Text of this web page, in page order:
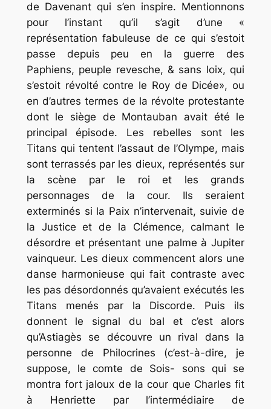
de Davenant qui s’en inspire. Mentionnons
pour l’instant qu’il s’agit d’une «
représentation fabuleuse de ce qui s’estoit
passe depuis peu en la guerre des
Paphiens, peuple revesche, & sans loix, qui
s’estoit révolté contre le Roy de Dicée», ou
en d’autres termes de la révolte protestante
dont le siège de Montauban avait été le
principal épisode. Les rebelles sont les
Titans qui tentent l’assaut de l’Olympe, mais
sont terrassés par les dieux, représentés sur
la scène par le roi et les grands
personnages de la cour. Ils seraient
exterminés si la Paix n’intervenait, suivie de
la Justice et de la Clémence, calmant le
désordre et présentant une palme à Jupiter
vainqueur. Les dieux commencent alors une
danse harmonieuse qui fait contraste avec
les pas désordonnés qu’avaient exécutés les
Titans menés par la Discorde. Puis ils
donnent le signal du bal et c’est alors
qu’Astiagès se découvre un rival dans la
personne de Philocrines (c’est-à-dire, je
suppose, le comte de Sois- sons qui se
montra fort jaloux de la cour que Charles fit
à Henriette par l’intermédiaire de